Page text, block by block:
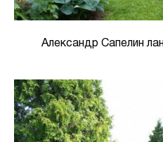
Александр Сапелин